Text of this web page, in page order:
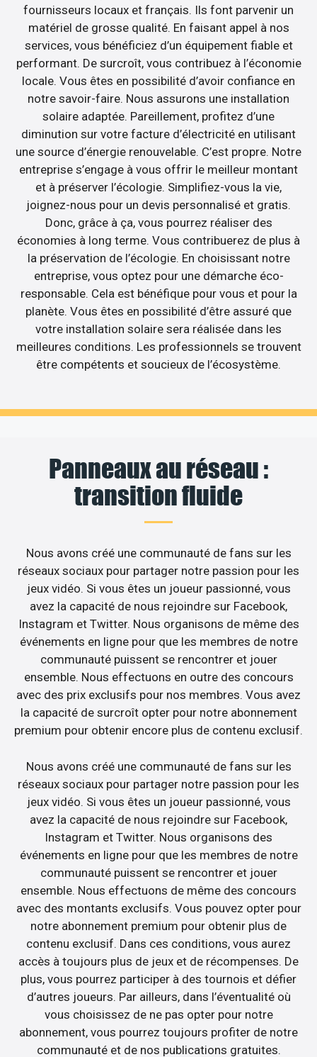
fournisseurs locaux et français. Ils font parvenir un
matériel de grosse qualité. En faisant appel à nos
services, vous bénéficiez d’un équipement fiable et
performant. De surcroît, vous contribuez à l’économie
locale. Vous êtes en possibilité d’avoir confiance en
notre savoir-faire. Nous assurons une installation
solaire adaptée. Pareillement, profitez d’une
diminution sur votre facture d’électricité en utilisant
une source d’énergie renouvelable. C’est propre. Notre
entreprise s’engage à vous offrir le meilleur montant
et à préserver l’écologie. Simplifiez-vous la vie,
joignez-nous pour un devis personnalisé et gratis.
Donc, grâce à ça, vous pourrez réaliser des
économies à long terme. Vous contribuerez de plus à
la préservation de l’écologie. En choisissant notre
entreprise, vous optez pour une démarche éco-
responsable. Cela est bénéfique pour vous et pour la
planète. Vous êtes en possibilité d’être assuré que
votre installation solaire sera réalisée dans les
meilleures conditions. Les professionnels se trouvent
être compétents et soucieux de l’écosystème.
Panneaux au réseau :
transition fluide
Nous avons créé une communauté de fans sur les
réseaux sociaux pour partager notre passion pour les
jeux vidéo. Si vous êtes un joueur passionné, vous
avez la capacité de nous rejoindre sur Facebook,
Instagram et Twitter. Nous organisons de même des
événements en ligne pour que les membres de notre
communauté puissent se rencontrer et jouer
ensemble. Nous effectuons en outre des concours
avec des prix exclusifs pour nos membres. Vous avez
la capacité de surcroît opter pour notre abonnement
premium pour obtenir encore plus de contenu exclusif.
Nous avons créé une communauté de fans sur les
réseaux sociaux pour partager notre passion pour les
jeux vidéo. Si vous êtes un joueur passionné, vous
avez la capacité de nous rejoindre sur Facebook,
Instagram et Twitter. Nous organisons des
événements en ligne pour que les membres de notre
communauté puissent se rencontrer et jouer
ensemble. Nous effectuons de même des concours
avec des montants exclusifs. Vous pouvez opter pour
notre abonnement premium pour obtenir plus de
contenu exclusif. Dans ces conditions, vous aurez
accès à toujours plus de jeux et de récompenses. De
plus, vous pourrez participer à des tournois et défier
d’autres joueurs. Par ailleurs, dans l’éventualité où
vous choisissez de ne pas opter pour notre
abonnement, vous pourrez toujours profiter de notre
communauté et de nos publications gratuites.